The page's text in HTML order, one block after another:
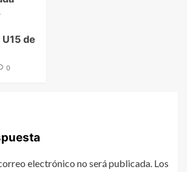
de
0
electrónico no será publicada. Los